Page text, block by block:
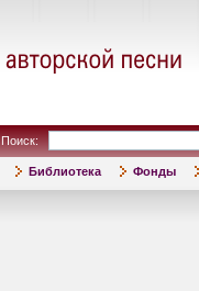
Поиск:
Библиотека Фонды